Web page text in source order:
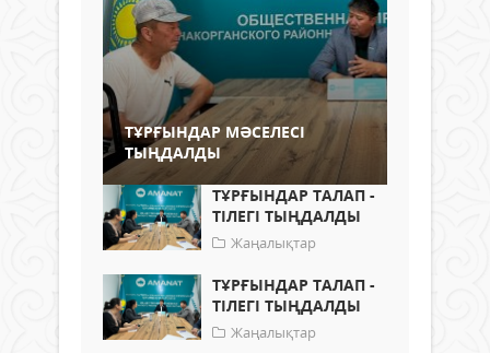
ТҰРҒЫНДАР МӘСЕЛЕСІ
ТЫҢДАЛДЫ
ТҰРҒЫНДАР ТАЛАП -
ТІЛЕГІ ТЫҢДАЛДЫ
Жаңалықтар
ТҰРҒЫНДАР ТАЛАП -
ТІЛЕГІ ТЫҢДАЛДЫ
Жаңалықтар